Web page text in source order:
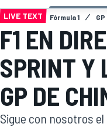
LIVE TEXT Fórmula 1
F1 EN
SPRINT Y
GP DE
Sigue con nosotros